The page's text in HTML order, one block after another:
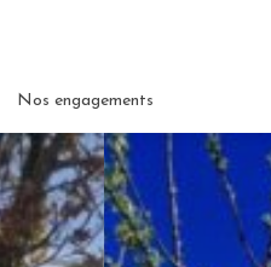
Nos engagements